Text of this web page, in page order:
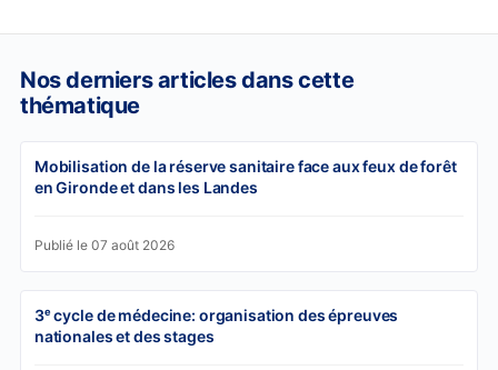
Nos derniers articles dans cette
thématique
Mobilisation de la réserve sanitaire face aux feux de forêt
en Gironde et dans les Landes
Publié le 07 août 2026
3ᵉ cycle de médecine: organisation des épreuves
nationales et des stages